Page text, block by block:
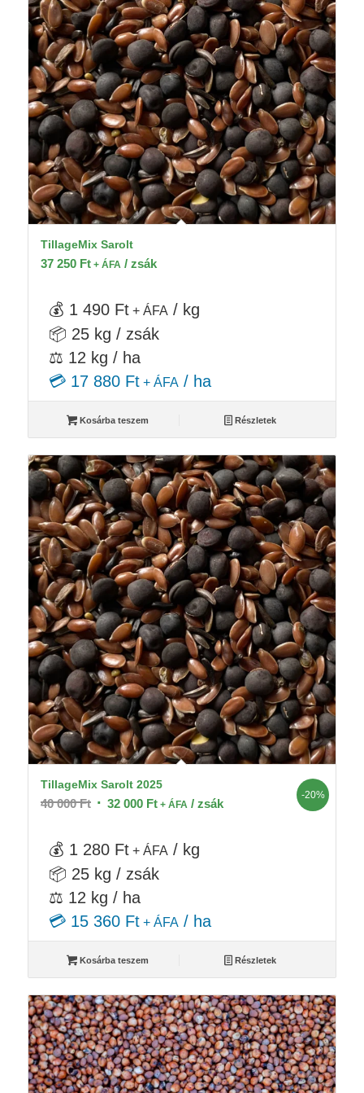
TillageMix Sarolt
37 250 Ft+ ÁFA / zsák
💰 1 490 Ft+ ÁFA / kg
📦 25 kg / zsák
⚖️ 12 kg / ha
💳 17 880 Ft+ ÁFA/ ha
Kosárba teszem Részletek
TillageMix Sarolt 2025
40 000Ft Original
40
000 Ft.
32 000 FtCurrent
32
000 Ft.
+ ÁFA / zsák
-20%
💰 1 280 Ft+ ÁFA / kg
📦 25 kg / zsák
⚖️ 12 kg / ha
💳 15 360 Ft+ ÁFA/ ha
Kosárba teszem Részletek